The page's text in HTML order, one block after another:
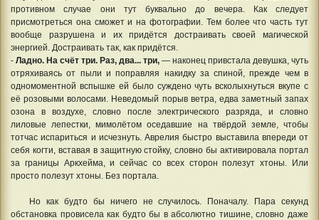
противном случае они тут буквально до вечера. Как следует
присмотреться она сможет и на фотографии. Тем более что часть тут
вообще разрушена и их придётся достраивать своей магической
энергией. Достраивать так, как придётся.
- Ладно. На счёт три. Раз, два... три, — наконец привстала девушка, чуть
отряхиваясь от пыли и поправляя накидку за спиной, прежде чем в
одномоментной вспышке ей было суждено чуть всколыхнуться вкупе с
её розовыми волосами. Неведомый порыв ветра, едва заметный запах
озона в воздухе, словно после электрического разряда, и словно
лиловые лепестки, мимолётом оседавшие на твёрдой земле, чтобы
тотчас испариться и исчезнуть. Аврелия быстро выставила впереди от
себя когти, вставая в защитную стойку, словно бы активировала портал
за границы Аркхейма, и сейчас со всех сторон полезут хтоны. Или
просто полезут хтоны. Без портала.
Но как будто бы ничего не случилось. Поначалу. Пара секунд
обстановка провисела как будто бы в абсолютно тишине, словно даже